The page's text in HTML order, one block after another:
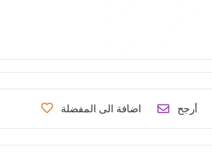
اضافة الى المفضلة أرجح